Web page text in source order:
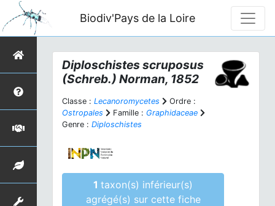
Biodiv'Pays de la Loire
Diploschistes scruposus
(Schreb.) Norman, 1852
Classe : Lecanoromycetes
Ordre :
Ostropales
Famille : Graphidaceae
Genre : Diploschistes
1taxon(s) inférieur(s)
agrégé(s) sur cette fiche